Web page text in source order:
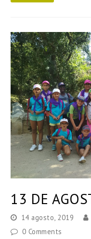
13 DE
14 agosto, 2019
0 Comments